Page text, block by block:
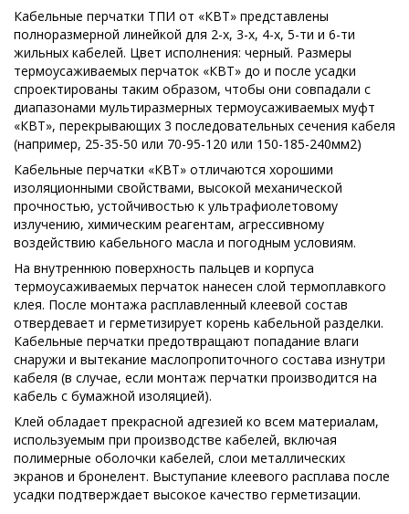
Кабельные перчатки ТПИ от «КВТ» представлены
полноразмерной линейкой для 2-х, 3-х, 4-х, 5-ти и 6-ти
жильных кабелей. Цвет исполнения: черный. Размеры
термоусаживаемых перчаток «КВТ» до и после усадки
спроектированы таким образом, чтобы они совпадали с
диапазонами мультиразмерных термоусаживаемых муфт
«КВТ», перекрывающих 3 последовательных сечения кабеля
(например, 25-35-50 или 70-95-120 или 150-185-240мм2)
Кабельные перчатки «КВТ» отличаются хорошими
изоляционными свойствами, высокой механической
прочностью, устойчивостью к ультрафиолетовому
излучению, химическим реагентам, агрессивному
воздействию кабельного масла и погодным условиям.
На внутреннюю поверхность пальцев и корпуса
термоусаживаемых перчаток нанесен слой термоплавкого
клея. После монтажа расплавленный клеевой состав
отвердевает и герметизирует корень кабельной разделки.
Кабельные перчатки предотвращают попадание влаги
снаружи и вытекание маслопропиточного состава изнутри
кабеля (в случае, если монтаж перчатки производится на
кабель с бумажной изоляцией).
Клей обладает прекрасной адгезией ко всем материалам,
используемым при производстве кабелей, включая
полимерные оболочки кабелей, слои металлических
экранов и бронелент. Выступание клеевого расплава после
усадки подтверждает высокое качество герметизации.